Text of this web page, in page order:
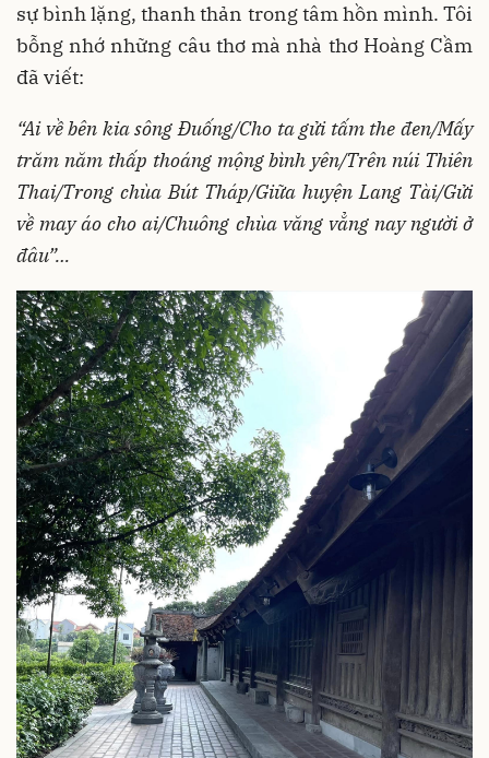
sự bình lặng, thanh thản trong tâm hồn mình. Tôi
bỗng nhớ những câu thơ mà nhà thơ Hoàng Cầm
đã viết:
“Ai về bên kia sông Đuống/Cho ta gửi tấm the đen/Mấy
trăm năm thấp thoáng mộng bình yên/Trên núi Thiên
Thai/Trong chùa Bút Tháp/Giữa huyện Lang Tài/Gửi
về may áo cho ai/Chuông chùa văng vẳng nay người ở
đâu”…